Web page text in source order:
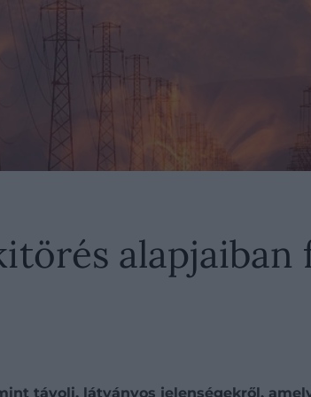
távoli, látványos jelenségekről,